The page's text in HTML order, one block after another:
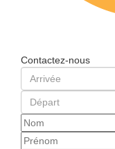
Contactez-nous